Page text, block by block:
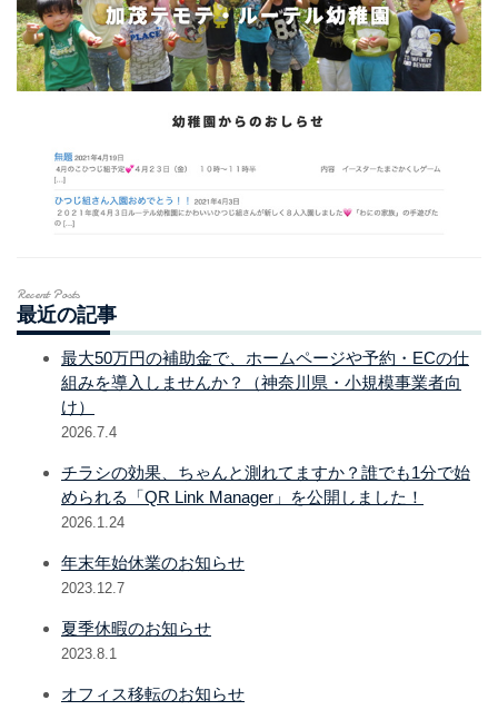
Recent Posts
最近の記事
最大50万円の補助金で、ホームページや予約・ECの仕
組みを導入しませんか？（神奈川県・小規模事業者向
け）
2026.7.4
チラシの効果、ちゃんと測れてますか？誰でも1分で始
められる「QR Link Manager」を公開しました！
2026.1.24
年末年始休業のお知らせ
2023.12.7
夏季休暇のお知らせ
2023.8.1
オフィス移転のお知らせ